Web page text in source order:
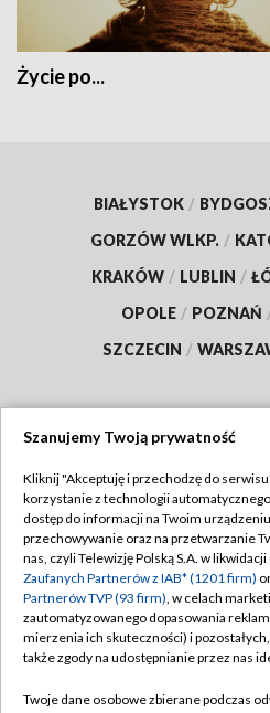
Życie po...
BIAŁYSTOK /
GORZÓW WLKP. /
KRAKÓW / LUBLIN /
OPOLE / POZNAŃ
SZCZECIN /
TVP
Abonament TVP
Emisja w TVP
Centrum informacji TVP
Naziemna Telewizja Cyfrowa
Polityka
Moje
Pomoc
Szanujemy Twoją prywatność
Kliknij "Akceptuję i przechodzę do
korzystanie z technologii
dostęp do informacji na Twoim
przechowywanie oraz na przetwarzanie
nas, czyli Telewizję Polską S.A. w
Zaufanych Partnerów z IAB* (1201 firm)
Partnerów TVP (93 firm), w celach
zautomatyzowanego dopasowania
mierzenia ich skuteczności) i
także zgody na udostępnianie przez nas
Twoje dane osobowe zbierane podczas